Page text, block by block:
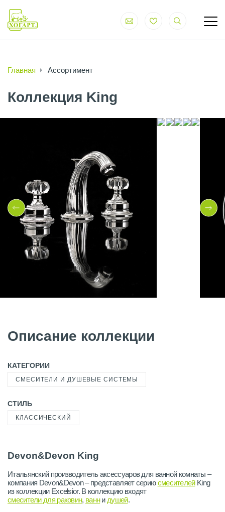
Главная Ассортимент
Коллекция King
Описание коллекции
КАТЕГОРИИ
СМЕСИТЕЛИ И ДУШЕВЫЕ СИСТЕМЫ
СТИЛЬ
КЛАССИЧЕСКИЙ
Devon&Devon King
Итальянский производитель аксессуаров для ванной комнаты –
компания Devon&Devon – представляет сериюсмесителейKing
из коллекции Excelsior. В коллекцию входят
смесители для раковин, ванни душей.